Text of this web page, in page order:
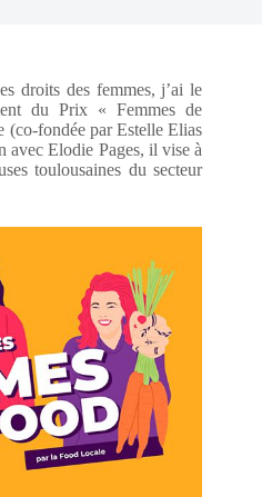
droits des femmes, j’ai le
du Prix « Femmes de
fondée par Estelle Elias
avec Elodie Pages, il vise à
toulousaines du secteur